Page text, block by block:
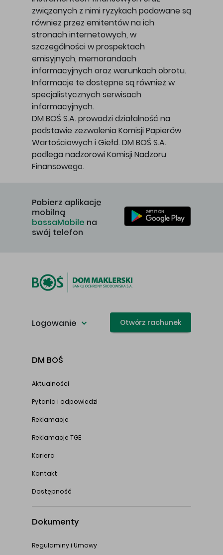
związanych z nimi ryzykach podawane są
również przez emitentów na ich
stronach internetowych, w
szczególności w prospektach
emisyjnych, memorandach
informacyjnych oraz warunkach obrotu.
Informacje te dostępne są również w
specjalistycznych serwisach
informacyjnych.
DM BOŚ S.A. prowadzi działalność na
podstawie zezwolenia Komisji Papierów
Wartościowych i Giełd. DM BOŚ S.A.
podlega nadzorowi Komisji Nadzoru
Finansowego.
Pobierz aplikację
mobilną
bossaMobile na
swój telefon
Logowanie Otwórz rachunek
DM BOŚ
Aktualności
Pytania i odpowiedzi
Reklamacje
Reklamacje TGE
Kariera
Kontakt
Dostępność
Dokumenty
Regulaminy i Umowy